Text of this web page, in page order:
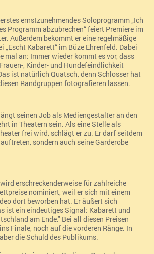
ernstzunehmendes Soloprogramm „Ich
Programm abzubrechen“ feiert Premiere im
Außerdem bekommt er eine regelmäßige
„Escht Kabarett“ im Büze Ehrenfeld. Dabei
mal an: Immer wieder kommt es vor, dass
, Kinder- und Hundefeindlichkeit
ist natürlich Quatsch, denn Schlosser hat
Randgruppen fotografieren lassen.
seinen Job als Mediengestalter an den
in Theatern sein. Als eine Stelle als
frei wird, schlägt er zu. Er darf seitdem
sondern auch seine Garderobe
erschreckenderweise für zahlreiche
nominiert, weil er sich mit einem
dort beworben hat. Er äußert sich
ist ein eindeutiges Signal: Kabarett und
am Ende." Bei all diesen Preisen
Finale, noch auf die vorderen Ränge. In
die Schuld des Publikums.